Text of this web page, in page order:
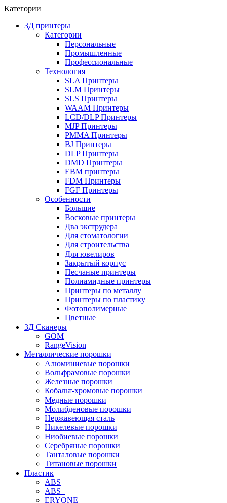
Категории
3Д принтеры
Категории
Персональные
Промышленные
Профессиональные
Технология
SLA Принтеры
SLM Принтеры
SLS Принтеры
WAAM Принтеры
LCD/DLP Принтеры
MJP Принтеры
PMMA Принтеры
BJ Принтеры
DLP Принтеры
DMD Принтеры
EBM принтеры
FDM Принтеры
FGF Принтеры
Особенности
Большие
Восковые принтеры
Два экструдера
Для стоматологии
Для строительства
Для ювелиров
Закрытый корпус
Песчаные принтеры
Полиамидные принтеры
Принтеры по металлу
Принтеры по пластику
Фотополимерные
Цветные
3Д Сканеры
GOM
RangeVision
Металлические порошки
Алюминиевые порошки
Вольфрамовые порошки
Железные порошки
Кобальт-хромовые порошки
Медные порошки
Молибденовые порошки
Нержавеющая сталь
Никелевые порошки
Ниобиевые порошки
Серебряные порошки
Танталовые порошки
Титановые порошки
Пластик
ABS
ABS+
ERYONE